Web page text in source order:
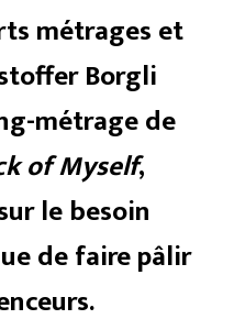
métrages et
Borgli
métrage de
of Myself,
le besoin
de faire pâlir